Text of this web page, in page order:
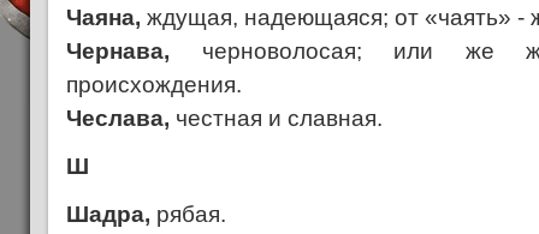
Чаяна, ждущая, надеющаяся; от «чаять» -
Чернава, черноволосая; или же
происхождения.
Чеслава, честная и славная.
Ш
Шадра, рябая.